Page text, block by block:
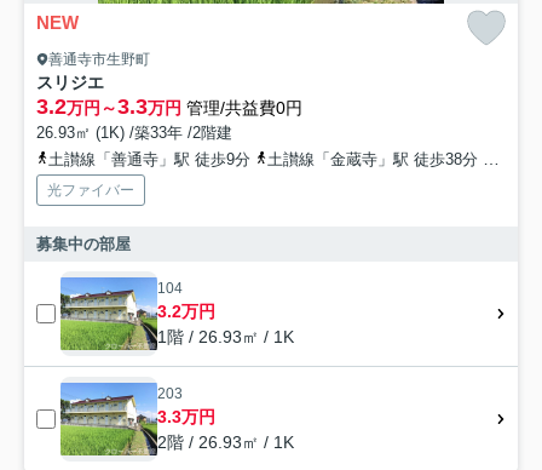
NEW
善通寺市生野町
スリジエ
3.2万円～3.3万円 管理/共益費0円
26.93㎡ (1K) /築33年 /2階建
土讃線「善通寺」駅 徒歩9分
土讃線「金蔵寺」駅 徒歩38分 土讃
光ファイバー
募集中の部屋
104
3.2万円
1階 / 26.93㎡ / 1K
203
3.3万円
2階 / 26.93㎡ / 1K